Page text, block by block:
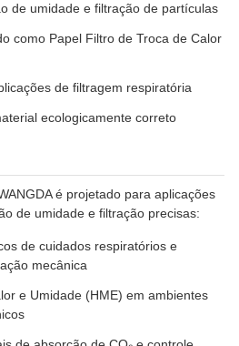
de umidade e filtração de partículas
como Papel Filtro de Troca de Calor
de filtragem respiratória
ecologicamente correto
é projetado para aplicações
de umidade e filtração precisas:
de cuidados respiratórios e
mecânica
e Umidade (HME) em ambientes